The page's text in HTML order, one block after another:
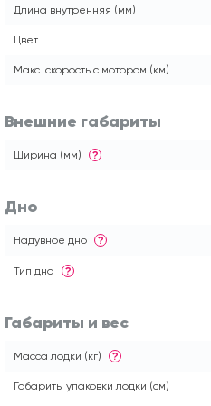
Длина внутренняя (мм)
Цвет
Макс. скорость с мотором (км)
Внешние габариты
Ширина (мм) ?
Дно
Надувное дно ?
Тип дна ?
Габариты и вес
Масса лодки (кг) ?
Габариты упаковки лодки (см)